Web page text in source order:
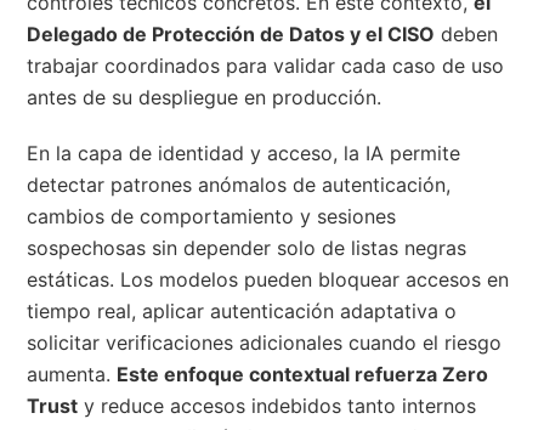
Delegado de Protección de Datos y el CISO deben
trabajar coordinados para validar cada caso de uso
antes de su despliegue en producción.
En la capa de identidad y acceso, la IA permite
detectar patrones anómalos de autenticación,
cambios de comportamiento y sesiones
sospechosas sin depender solo de listas negras
estáticas. Los modelos pueden bloquear accesos en
tiempo real, aplicar autenticación adaptativa o
solicitar verificaciones adicionales cuando el riesgo
aumenta. Este enfoque contextual refuerza Zero
Trust y reduce accesos indebidos tanto internos